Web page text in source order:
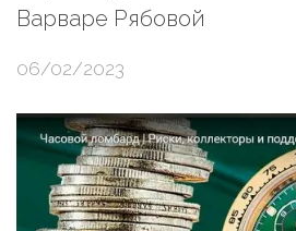
Варваре Рябовой
06/02/2023